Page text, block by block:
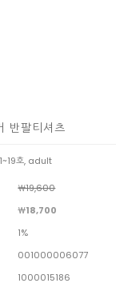
반팔티셔츠
호, adult
￦19,600
￦18,700
1%
001000006077
1000015186